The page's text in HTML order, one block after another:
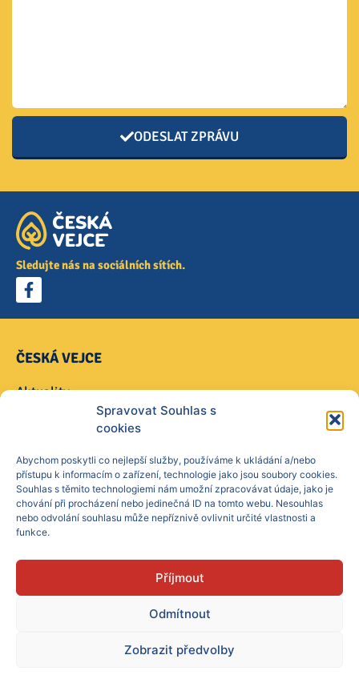
Spravovat Souhlas s
cookies
Abychom poskytli co nejlepší služby, používáme k ukládání a/nebo
přístupu k informacím o zařízení, technologie jako jsou soubory cookies.
Souhlas s těmito technologiemi nám umožní zpracovávat údaje, jako je
chování při procházení nebo jedinečná ID na tomto webu. Nesouhlas
nebo odvolání souhlasu může nepříznivě ovlivnit určité vlastnosti a
funkce.
Příjmout
Odmítnout
Zobrazit předvolby
ODESLAT ZPRÁVU
Sledujte nás na sociálních sítích.
ČESKÁ VEJCE
Aktuality
Naše produkty
Ke stažení
Kontakt
MÁTE DOTAZ?
info@ceskavejce.cz
Copyright © 2021 ČESKÁ VEJCE CZ a.s.